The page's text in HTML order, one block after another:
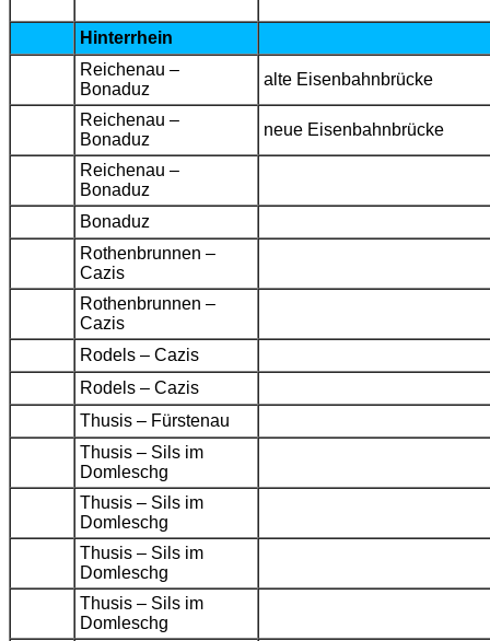
Hinterrhein
Reichenau –
Bonaduz
alte Eisenbahnbrücke
Reichenau –
Bonaduz
neue Eisenbahnbrücke
Reichenau –
Bonaduz
Bonaduz
Rothenbrunnen –
Cazis
Rothenbrunnen –
Cazis
Rodels – Cazis
Rodels – Cazis
Thusis – Fürstenau
Thusis – Sils im
Domleschg
Thusis – Sils im
Domleschg
Thusis – Sils im
Domleschg
Thusis – Sils im
Domleschg